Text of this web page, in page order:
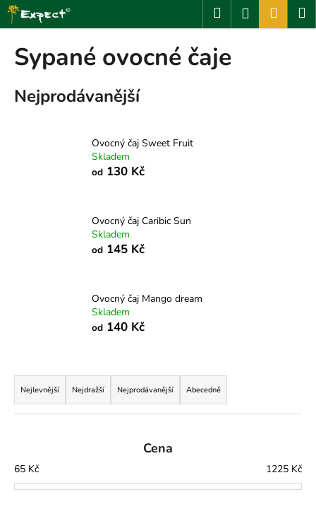
Přejít
obsah
HledatPřihlášení
Sypané ovocné čaje
Nejprodávanější
Ovocný čaj Sweet Fruit
Skladem
od 130 Kč
Ovocný čaj Caribic Sun
Skladem
od 145 Kč
Ovocný čaj Mango dream
Skladem
od 140 Kč
Ř
a
z
í
p
Nejlevnější Nejdražší Nejprodávanější Abecedně
Cena
65 Kč 1225 Kč
K
o
o
í
?
HLEDAT